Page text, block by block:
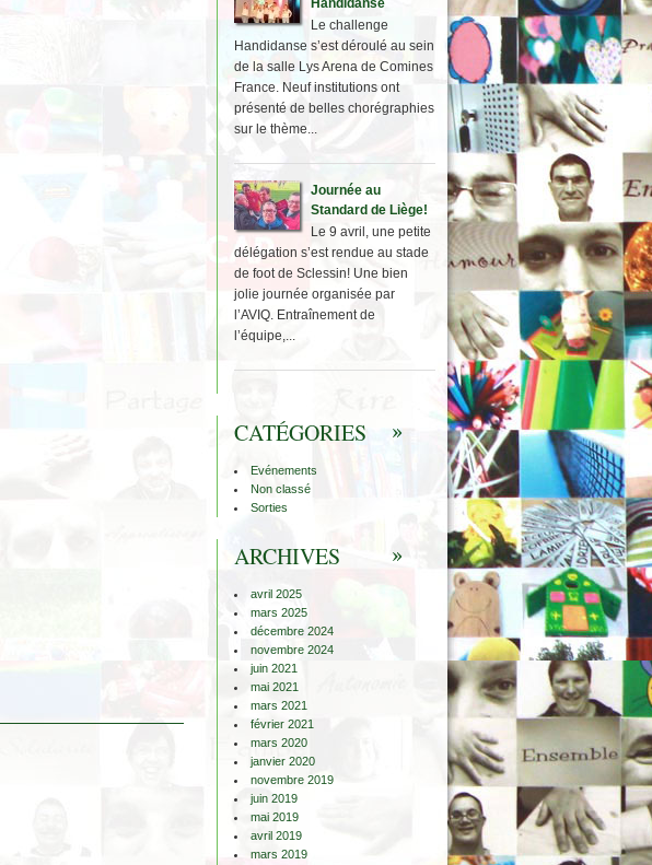
Handidanse
Le challenge
Handidanse s’est déroulé au sein
de la salle Lys Arena de Comines
France. Neuf institutions ont
présenté de belles chorégraphies
sur le thème...
Journée au
Standard de Liège!
Le 9 avril, une petite
délégation s’est rendue au stade
de foot de Sclessin! Une bien
jolie journée organisée par
l’AVIQ. Entraînement de
l’équipe,...
CATÉGORIES
Evénements
Non classé
Sorties
ARCHIVES
avril 2025
mars 2025
décembre 2024
novembre 2024
juin 2021
mai 2021
mars 2021
février 2021
mars 2020
janvier 2020
novembre 2019
juin 2019
mai 2019
avril 2019
mars 2019